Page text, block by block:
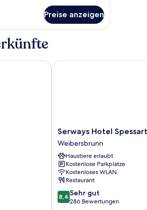
Preise anzeigen
Serways
Hotel
Spessart
Sud
Weibersbrunn
Serways Hotel
Weibersbrunn
Haustiere erlaubt
Kostenlose Parkplätze
Kostenloses WLAN
Restaurant
8.4
von
8,4 Sehr gut
286 Bewertungen
Serways Hotel Spessart